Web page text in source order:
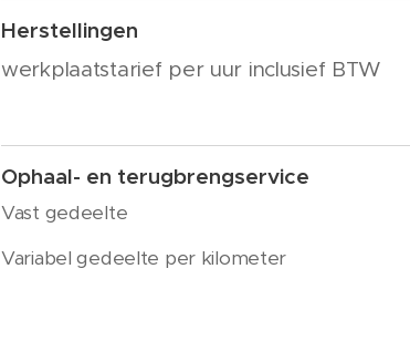
Herstellingen
werkplaatstarief per uur inclusief BTW
Ophaal- en terugbrengservice
Vast gedeelte
Variabel gedeelte per kilometer